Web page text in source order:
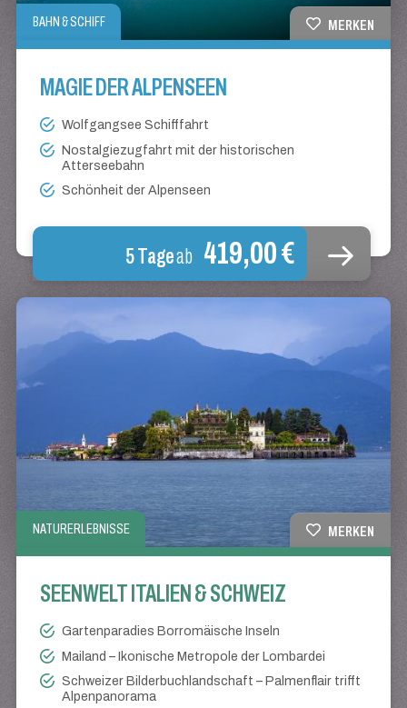
BAHN & SCHIFF MERKEN
MAGIE DER ALPENSEEN
Wolfgangsee Schifffahrt
Nostalgiezugfahrt mit der historischen
Atterseebahn
Schönheit der Alpenseen
5 Tageab 419,00 €
NATURERLEBNISSE MERKEN
SEENWELT ITALIEN & SCHWEIZ
Gartenparadies Borromäische Inseln
Mailand – Ikonische Metropole der Lombardei
Schweizer Bilderbuchlandschaft – Palmenflair trifft
Alpenpanorama